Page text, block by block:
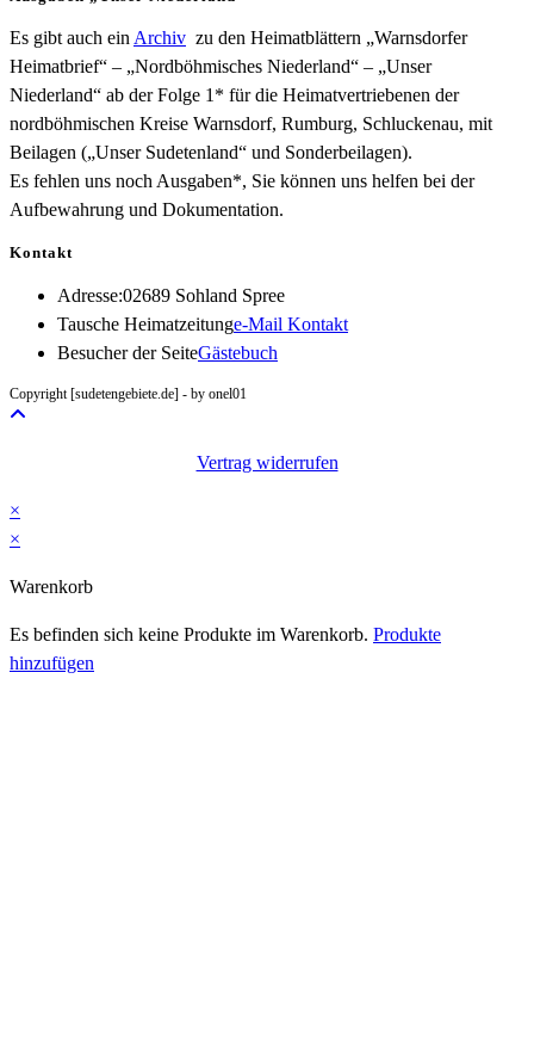
Es gibt auch ein Archiv zu den Heimatblättern „Warnsdorfer
Heimatbrief“ – „Nordböhmisches Niederland“ – „Unser
Niederland“ ab der Folge 1* für die Heimatvertriebenen der
nordböhmischen Kreise Warnsdorf, Rumburg, Schluckenau, mit
Beilagen („Unser Sudetenland“ und Sonderbeilagen).
Es fehlen uns noch Ausgaben*, Sie können uns helfen bei der
Aufbewahrung und Dokumentation.
Kontakt
Adresse:02689 Sohland Spree
Tausche Heimatzeitunge-Mail KontaktOpens
Besucher der SeiteGästebuch
Copyright [sudetengebiete.de] - by onel01
Vertrag widerrufen
×
×
Warenkorb
Es befinden sich keine Produkte im Warenkorb. Produkte
hinzufügen